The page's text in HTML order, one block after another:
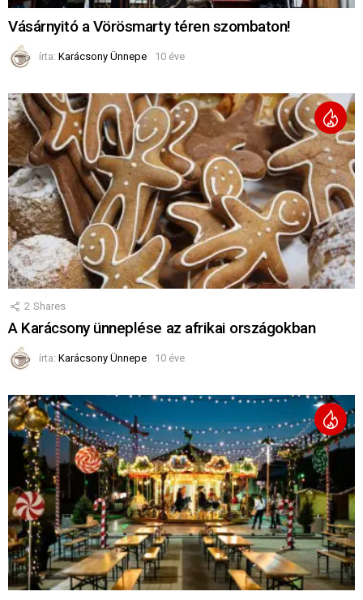
Vásárnyitó a Vörösmarty téren szombaton!
írta: Karácsony Ünnepe 10 éve
2 Shares
A Karácsony ünneplése az afrikai országokban
írta: Karácsony Ünnepe 10 éve